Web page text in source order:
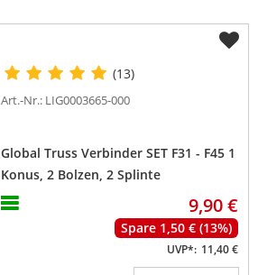
(13)
Art.-Nr.: LIG0003665-000
Global Truss Verbinder SET F31 - F45 1
Konus, 2 Bolzen, 2 Splinte
9,90 €
Spare 1,50 € (13%)
UVP*: 11,40 €